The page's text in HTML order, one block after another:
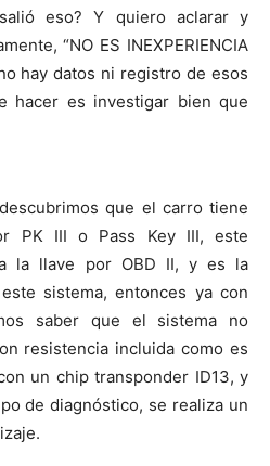
eso? Y quiero aclarar y
“NO ES INEXPERIENCIA
hay datos ni registro de esos
hacer es investigar bien que
que el carro tiene
PK III o Pass Key III, este
la llave por OBD II, y es la
sistema, entonces ya con
saber que el sistema no
resistencia incluida como es
un chip transponder ID13, y
de diagnóstico, se realiza un